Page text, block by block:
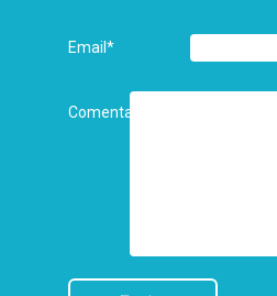
Email*
Comentarios